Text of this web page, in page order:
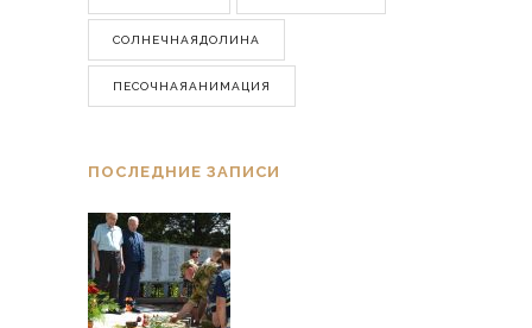
СОЛНЕЧНАЯДОЛИНА
ПЕСОЧНАЯАНИМАЦИЯ
ПОСЛЕДНИЕ ЗАПИСИ